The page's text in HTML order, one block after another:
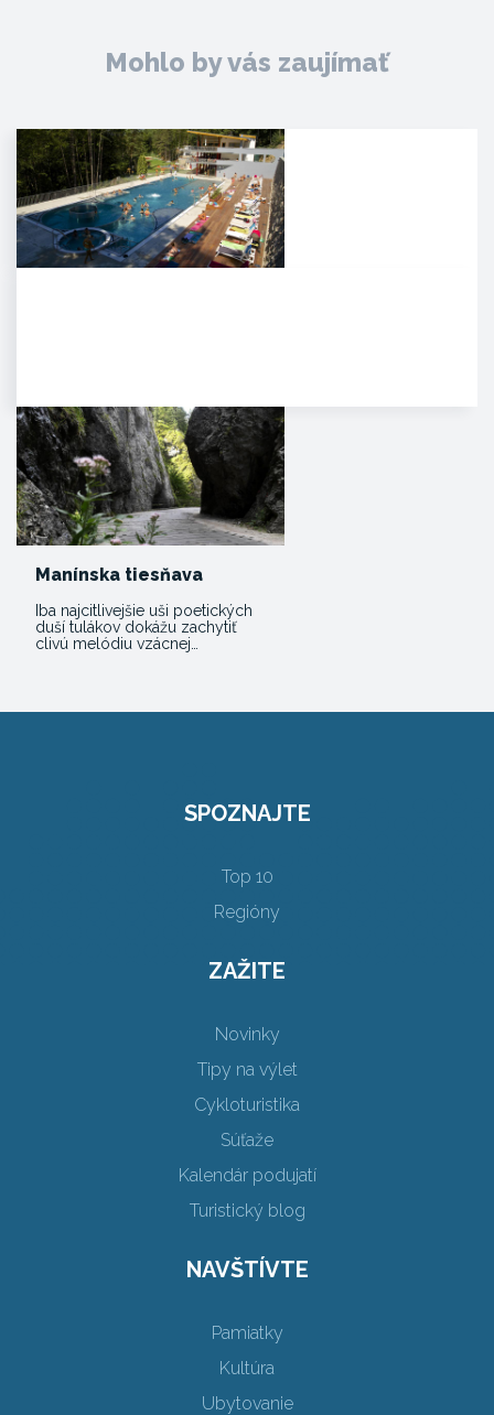
Mohlo by vás zaujímať
Manínska tiesňava
Iba najcitlivejšie uši poetických
duší tulákov dokážu zachytiť
clivú melódiu vzácnej…
SPOZNAJTE
Top 10
Regióny
ZAŽITE
Novinky
Tipy na výlet
Cykloturistika
Súťaže
Kalendár podujatí
Turistický blog
NAVŠTÍVTE
Pamiatky
Kultúra
Ubytovanie